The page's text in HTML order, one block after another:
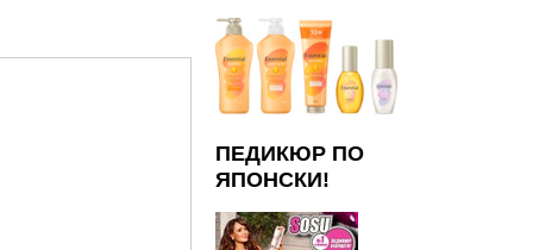
ПЕДИКЮР ПО
ЯПОНСКИ!